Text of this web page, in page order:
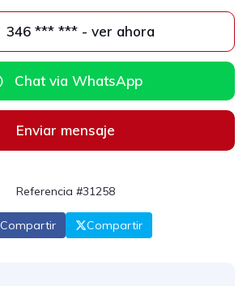
346 *** *** - ver ahora
Chat via WhatsApp
Enviar mensaje
Referencia #31258
Compartir Compartir